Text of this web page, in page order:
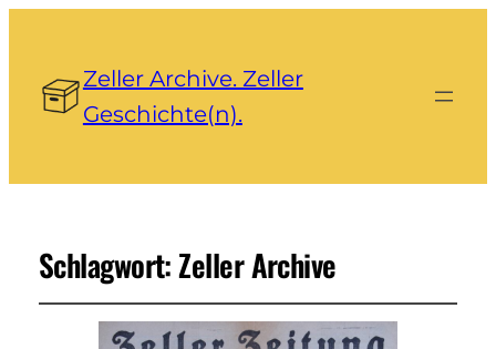
Zeller Archive. Zeller
Geschichte(n).
Schlagwort:Zeller Archive